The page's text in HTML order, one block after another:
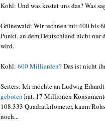
Kohl: Und was kostet uns das? Was
Grünewald: Wir rechnen mit 400 bis
Punkt, an dem Deutschland nicht nur
wird.
Kohl: 600 Milliarden?Das ist nicht
Seiters: Ich möchte an Ludwig
geboten hat. 17 Millionen
108.333 Quadratkilometer, kaum
noch...